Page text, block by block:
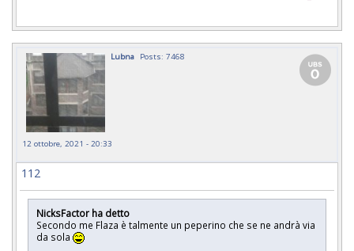
Lubna Posts: 7468
12 ottobre, 2021 - 20:33
112
NicksFactor ha detto
Secondo me Flaza è talmente un peperino che se ne andrà via
da sola